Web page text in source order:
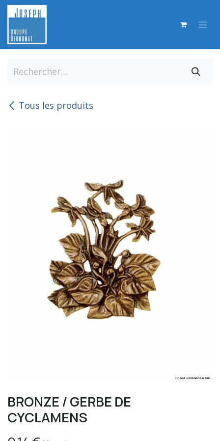
Se rendre au contenu
Tous les produits
BRONZE / GERBE DE
CYCLAMENS